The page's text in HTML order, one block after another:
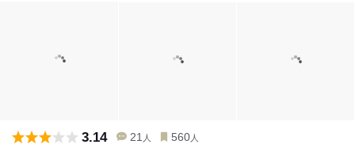
3.14 21 人 560 人